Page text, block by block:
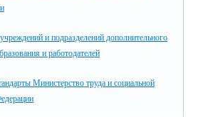
и подразделений дополнительного
и работодателей
Министерство труда и социальной